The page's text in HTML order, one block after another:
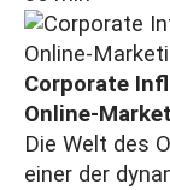
Corporate
Online-
Die Welt des
einer der